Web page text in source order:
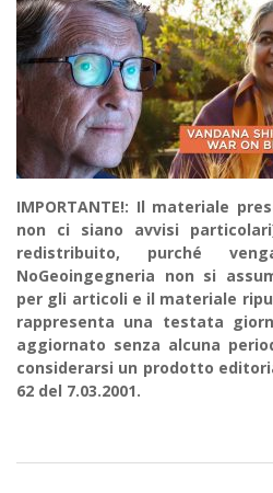
IMPORTANTE!: Il materiale
non ci siano avvisi
redistribuito, purché
NoGeoingegneria non si
per gli articoli e il materiale
rappresenta una testata
aggiornato senza alcuna
considerarsi un prodotto
62 del 7.03.2001.